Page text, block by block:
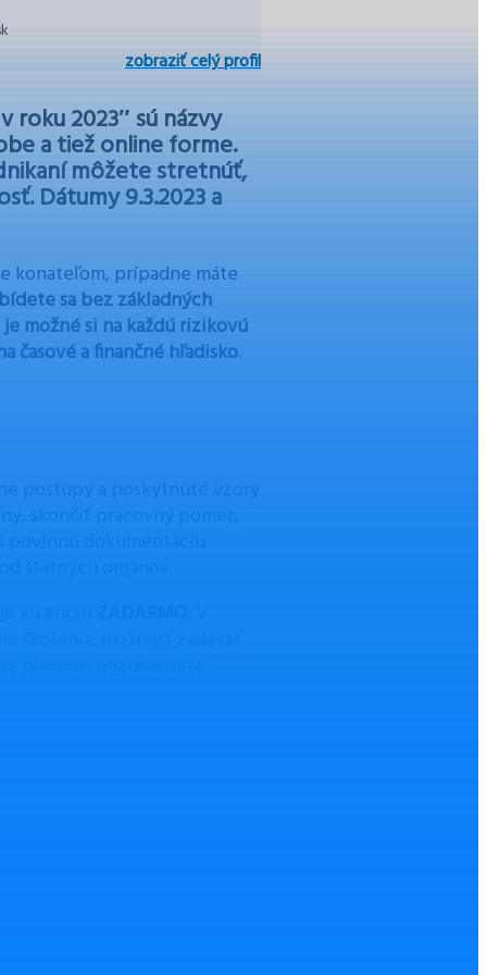
zobraziť celý profil
roku 2023″ sú názvy
a tiež online forme.
môžete stretnúť,
Dátumy 9.3.2023 a
konateľom, prípadne máte
sa bez základných
možné si na každú rizikovú
časové a finančné hľadisko.